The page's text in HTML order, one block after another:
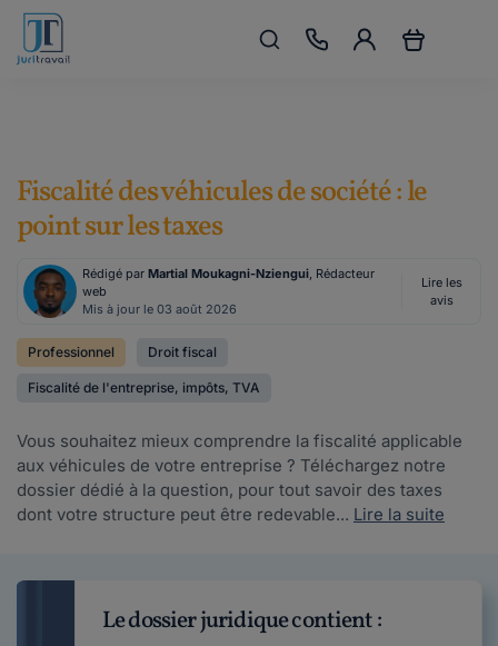
Le dossier juridique contient :
Fiscalité des véhicules de société : le
point sur les taxes
Rédigé par Martial Moukagni-Nziengui, Rédacteur
web
Mis à jour le 03 août 2026
Lire les
avis
Professionnel Droit fiscal
Fiscalité de l'entreprise, impôts, TVA
Vous souhaitez mieux comprendre la fiscalité applicable
aux véhicules de votre entreprise ? Téléchargez notre
dossier dédié à la question, pour tout savoir des taxes
dont votre structure peut être redevable... Lire la suite